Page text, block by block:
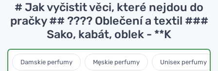
# Jak vyčistit věci, které nejdou do
pračky ## ???? Oblečení a textil ###
Sako, kabát, oblek - **K
Damskie perfumy Męskie perfumy Unisex perfumy